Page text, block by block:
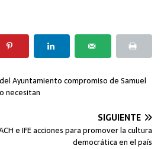
Ayuntamiento compromiso de Samuel
necesitan
SIGUIENTE
e IFE acciones para promover la cultura
democrática en el país